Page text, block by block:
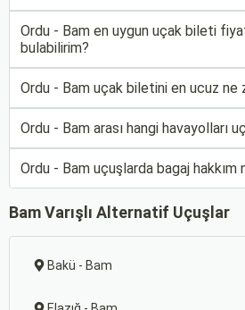
Ordu - Bam en uygun uçak bileti
bulabilirim?
Ordu - Bam uçak biletini en ucuz ne
Ordu - Bam arası hangi havayolları
Ordu - Bam uçuşlarda bagaj hakkım
Bam Varışlı Alternatif Uçuşlar
Bakü - Bam